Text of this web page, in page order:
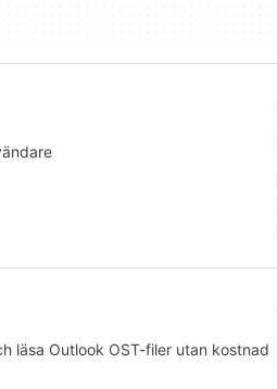
läsa Outlook OST-filer utan kostnad